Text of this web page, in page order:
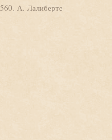
А. Лалиберте